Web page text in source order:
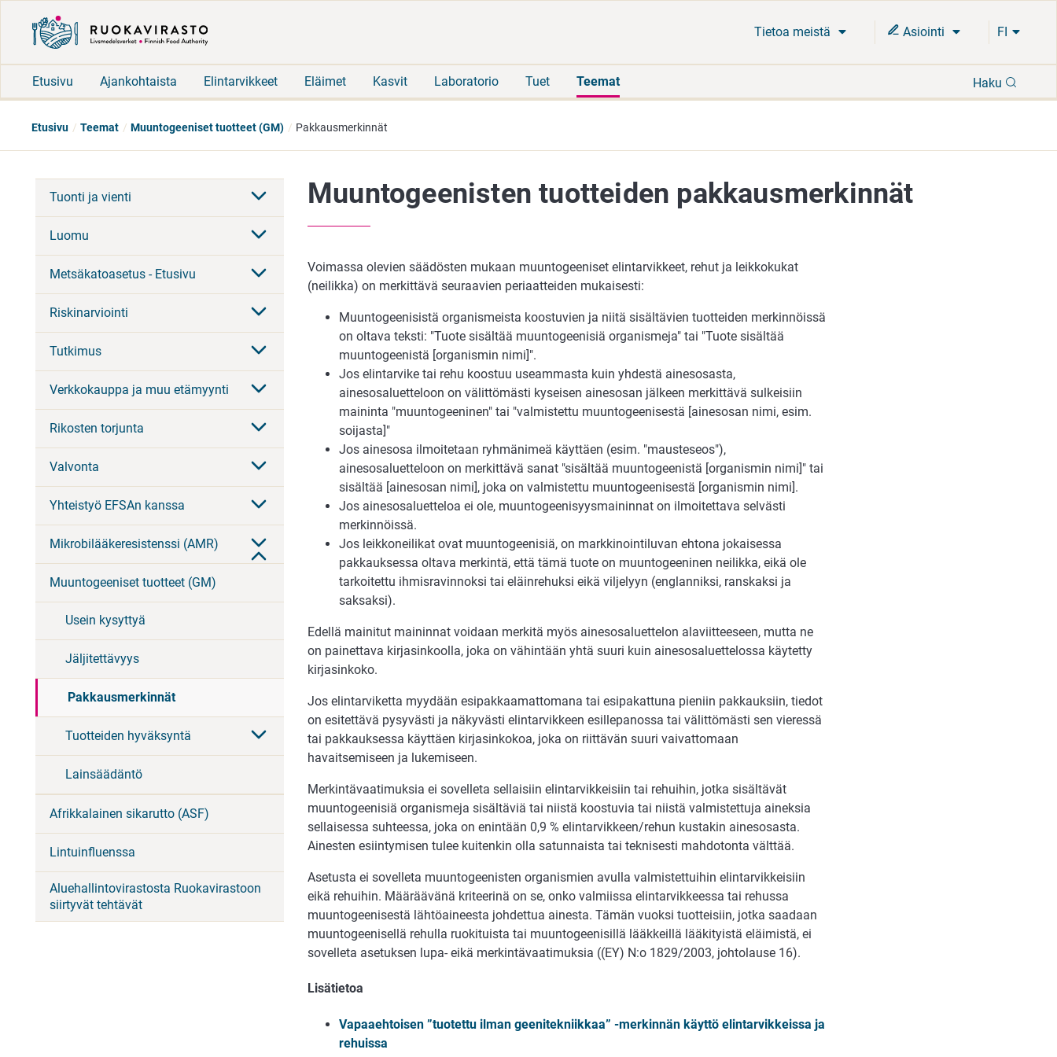
Tietoa meistä Asiointi FI
Etusivu Ajankohtaista Elintarvikkeet Eläimet Kasvit Laboratorio Tuet Teemat Haku
Etusivu Teemat Muuntogeeniset tuotteet (GM) Pakkausmerkinnät
Tuonti ja vienti
Luomu
Metsäkatoasetus - Etusivu
Riskinarviointi
Tutkimus
Verkkokauppa ja muu etämyynti
Rikosten torjunta
Valvonta
Yhteistyö EFSAn kanssa
Mikrobilääkeresistenssi (AMR)
Muuntogeeniset tuotteet (GM)
Usein kysyttyä
Jäljitettävyys
Pakkausmerkinnät
Tuotteiden hyväksyntä
Lainsäädäntö
Afrikkalainen sikarutto (ASF)
Lintuinfluenssa
Aluehallintovirastosta Ruokavirastoon
siirtyvät tehtävät
Muuntogeenisten tuotteiden pakkausmerkinnät
Voimassa olevien säädösten mukaan muuntogeeniset elintarvikkeet, rehut ja leikkokukat
(neilikka) on merkittävä seuraavien periaatteiden mukaisesti:
Muuntogeenisistä organismeista koostuvien ja niitä sisältävien tuotteiden merkinnöissä
on oltava teksti: "Tuote sisältää muuntogeenisiä organismeja" tai "Tuote sisältää
muuntogeenistä [organismin nimi]".
Jos elintarvike tai rehu koostuu useammasta kuin yhdestä ainesosasta,
ainesosaluetteloon on välittömästi kyseisen ainesosan jälkeen merkittävä sulkeisiin
maininta "muuntogeeninen" tai "valmistettu muuntogeenisestä [ainesosan nimi, esim.
soijasta]"
Jos ainesosa ilmoitetaan ryhmänimeä käyttäen (esim. "mausteseos"),
ainesosaluetteloon on merkittävä sanat "sisältää muuntogeenistä [organismin nimi]" tai
sisältää [ainesosan nimi], joka on valmistettu muuntogeenisestä [organismin nimi].
Jos ainesosaluetteloa ei ole, muuntogeenisyysmaininnat on ilmoitettava selvästi
merkinnöissä.
Jos leikkoneilikat ovat muuntogeenisiä, on markkinointiluvan ehtona jokaisessa
pakkauksessa oltava merkintä, että tämä tuote on muuntogeeninen neilikka, eikä ole
tarkoitettu ihmisravinnoksi tai eläinrehuksi eikä viljelyyn (englanniksi, ranskaksi ja
saksaksi).
Edellä mainitut maininnat voidaan merkitä myös ainesosaluettelon alaviitteeseen, mutta ne
on painettava kirjasinkoolla, joka on vähintään yhtä suuri kuin ainesosaluettelossa käytetty
kirjasinkoko.
Jos elintarviketta myydään esipakkaamattomana tai esipakattuna pieniin pakkauksiin, tiedot
on esitettävä pysyvästi ja näkyvästi elintarvikkeen esillepanossa tai välittömästi sen vieressä
tai pakkauksessa käyttäen kirjasinkokoa, joka on riittävän suuri vaivattomaan
havaitsemiseen ja lukemiseen.
Merkintävaatimuksia ei sovelleta sellaisiin elintarvikkeisiin tai rehuihin, jotka sisältävät
muuntogeenisiä organismeja sisältäviä tai niistä koostuvia tai niistä valmistettuja aineksia
sellaisessa suhteessa, joka on enintään 0,9 % elintarvikkeen/rehun kustakin ainesosasta.
Ainesten esiintymisen tulee kuitenkin olla satunnaista tai teknisesti mahdotonta välttää.
Asetusta ei sovelleta muuntogeenisten organismien avulla valmistettuihin elintarvikkeisiin
eikä rehuihin. Määräävänä kriteerinä on se, onko valmiissa elintarvikkeessa tai rehussa
muuntogeenisestä lähtöaineesta johdettua ainesta. Tämän vuoksi tuotteisiin, jotka saadaan
muuntogeenisellä rehulla ruokituista tai muuntogeenisillä lääkkeillä lääkityistä eläimistä, ei
sovelleta asetuksen lupa- eikä merkintävaatimuksia ((EY) N:o 1829/2003, johtolause 16).
Lisätietoa
Vapaaehtoisen ”tuotettu ilman geenitekniikkaa” -merkinnän käyttö elintarvikkeissa ja
rehuissa